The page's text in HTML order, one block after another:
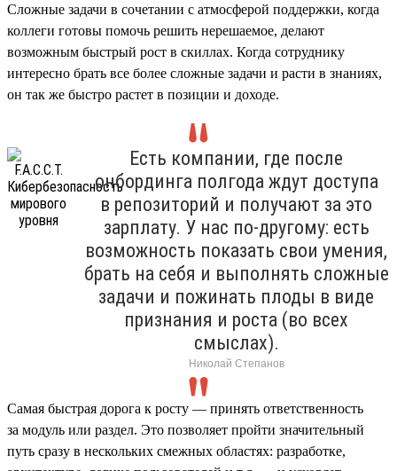
Сложные задачи в сочетании с атмосферой поддержки, когда
коллеги готовы помочь решить нерешаемое, делают
возможным быстрый рост в скиллах. Когда сотруднику
интересно брать все более сложные задачи и расти в знаниях,
он так же быстро растет в позиции и доходе.
Есть компании, где после
онбординга полгода ждут доступа
в репозиторий и получают за это
зарплату. У нас по-другому: есть
возможность показать свои умения,
брать на себя и выполнять сложные
задачи и пожинать плоды в виде
признания и роста (во всех
смыслах).
Николай Степанов
Самая быстрая дорога к росту — принять ответственность
за модуль или раздел. Это позволяет пройти значительный
путь сразу в нескольких смежных областях: разработке,